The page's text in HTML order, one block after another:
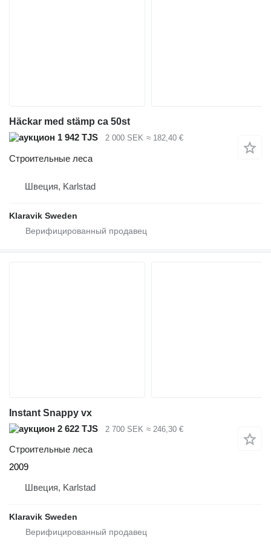
Häckar med stämp ca 50st
1 942 TJS
2 000 SEK ≈ 182,40 €
Строительные леса
Швеция, Karlstad
Klaravik Sweden
Instant Snappy vx
2 622 TJS
2 700 SEK ≈ 246,30 €
Строительные леса
2009
Швеция, Karlstad
Klaravik Sweden